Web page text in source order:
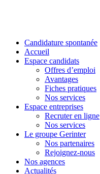
Close
Menu
Candidature spontanée
Accueil
Espace candidats
Offres d’emploi
Avantages
Fiches pratiques
Nos services
Espace entreprises
Recruter en ligne
Nos services
Le groupe Gerinter
Nos partenaires
Rejoignez-nous
Nos agences
Actualités